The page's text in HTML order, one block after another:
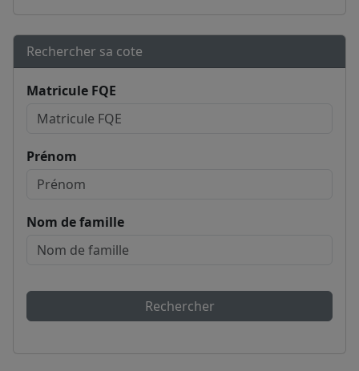
Rechercher sa cote
Matricule FQE
Prénom
Nom de famille
Rechercher